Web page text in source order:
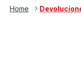
Home